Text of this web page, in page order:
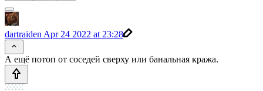
dartraiden Apr 24 2022 at 23:28
А ещё потоп от соседей сверху или банальная кража.